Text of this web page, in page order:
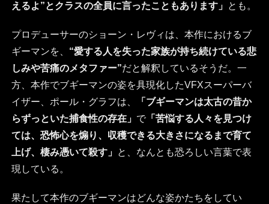
えるよ”とクラスの全員に言ったこともあります」 とも。
プロデューサーのショーン・レヴィは、本作におけるブ
ギーマンを、 “愛する人を失った家族が持ち続けている悲
しみや苦痛のメタファー”だと解釈しているそうだ。一
方、本作でブギーマンの姿を具現化したVFXスーパーバ
イザー、ポール・グラフは、
「ブギーマンは太古の昔か
らずっといた捕食性の存在」 で「苦悩する人々を見つけ
ては、恐怖心を煽り、収穫できる大きさになるまで育て
上げ、棲み憑いて殺す」 と、なんとも恐ろしい言葉で表
現している。
果たして本作のブギーマンはどんな姿かたちをしてい